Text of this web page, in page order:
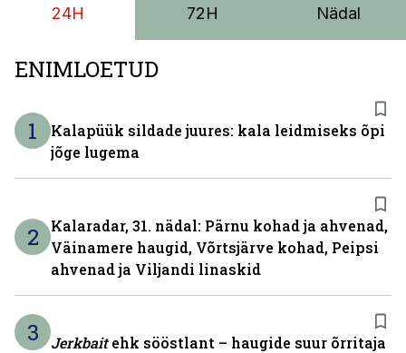
24H 72H Nädal
ENIMLOETUD
1
Kalapüük sildade juures: kala leidmiseks õpi
jõge lugema
2
Kalaradar, 31. nädal: Pärnu kohad ja ahvenad,
Väinamere haugid, Võrtsjärve kohad, Peipsi
ahvenad ja Viljandi linaskid
3 Jerkbaitehk sööstlant – haugide suur õrritaja